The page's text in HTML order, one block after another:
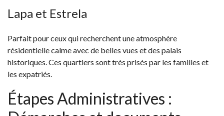
Lapa et Estrela
Parfait pour ceux qui recherchent une atmosphère
résidentielle calme avec de belles vues et des palais
historiques. Ces quartiers sont très prisés par les familles et
les expatriés.
Étapes Administratives :